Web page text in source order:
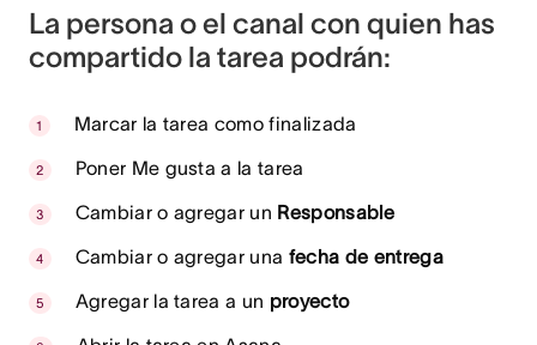
La persona o el canal con quien has
compartido la tarea podrán:
Marcar la tarea como finalizada
Poner Me gusta a la tarea
Cambiar o agregar un Responsable
Cambiar o agregar una fecha de entrega
Agregar la tarea a un proyecto